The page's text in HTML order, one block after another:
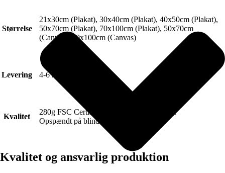
Størrelse
21x30cm (Plakat), 30x40cm (Plakat), 40x50cm (Plakat),
50x70cm (Plakat), 70x100cm (Plakat), 50x70cm
(Canvas), 70x100cm (Canvas)
Levering 4-6 hverdage.
Kvalitet
280g FSC Certificeret Art canvas (Lærred).
Opspændt på blindramme.
Kvalitet og ansvarlig produktion